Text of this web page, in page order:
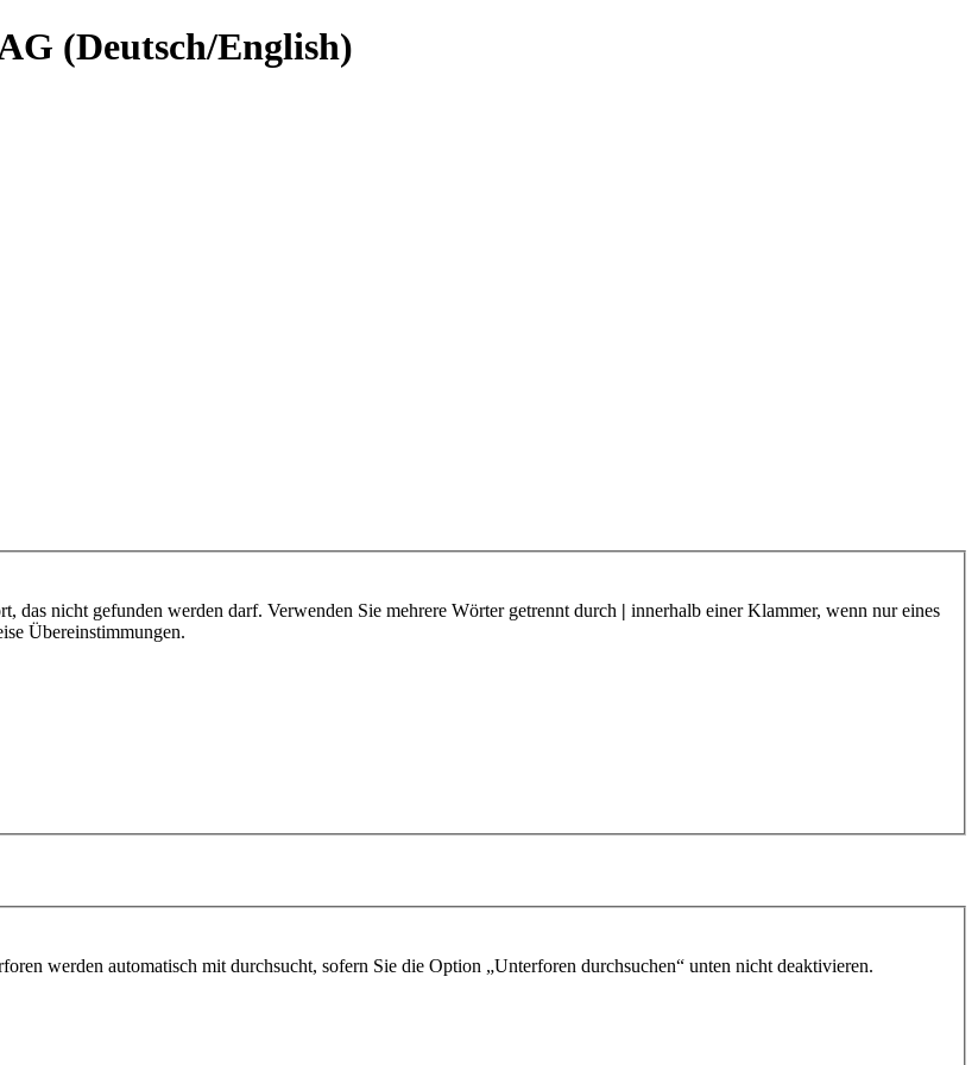
(Deutsch/English)
das nicht gefunden werden darf. Verwenden Sie mehrere Wörter getrennt durch | innerhalb einer Klammer, wenn nur eines
Übereinstimmungen.
werden automatisch mit durchsucht, sofern Sie die Option „Unterforen durchsuchen“ unten nicht deaktivieren.